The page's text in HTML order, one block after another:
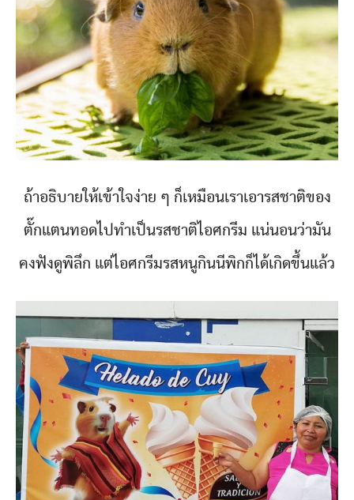
ถ้าอธิบายให้เข้าใจง่าย ๆ ก็เหมือนเราเอารสชาติของ
ตั๊กแตนทอดไปทำเป็นรสชาติไอศกรีม แน่นอนว่ามัน
คงฟังดูพิลึก แต่ไอศกรีมรสหนูกินนีพิกก็ได้เกิดขึ้นแล้ว